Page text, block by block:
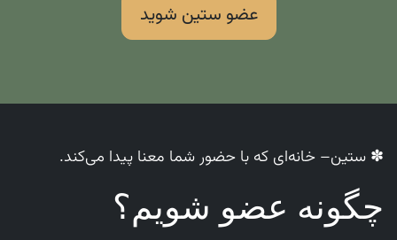
عضو ستین شوید
✽ ستین– خانه‌ای که با حضور شما معنا پیدا می‌کند.
چگونه عضو شویم؟